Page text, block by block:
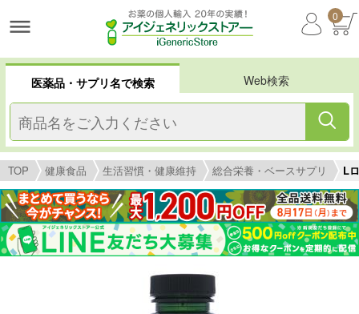
0
医薬品・サプリ名で検索 Web検索
TOP 健康食品 生活習慣・健康維持 総合栄養・ベースサプリ L